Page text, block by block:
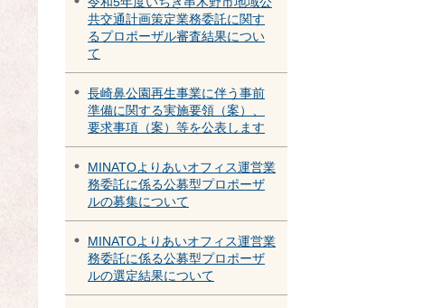
共交通計画策定業務委託に関す
るプロポーザル審査結果につい
て
長崎鼻公園再生事業に伴う事前
準備に関する実施要領（案）、
要求事項（案）等を公表します
MINATOよりあいオフィス運営業
務委託に係る公募型プロポーザ
ルの募集について
MINATOよりあいオフィス運営業
務委託に係る公募型プロポーザ
ルの選定結果について